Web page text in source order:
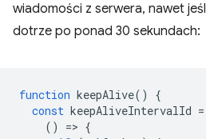
wiadomości z serwera, nawet
dotrze po ponad 30 sekundach:
function keepAlive()
{
const keepAliveIntervalId =
()
=> {